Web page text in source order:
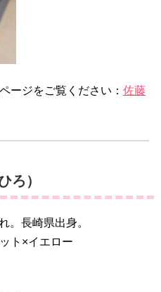
ージをご覧ください： 佐藤
ろ）
。長崎県出身。
ト×イエロー